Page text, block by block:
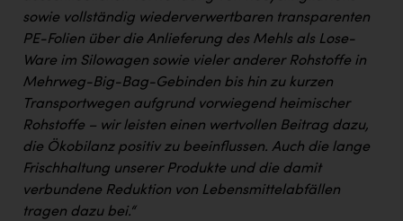
sowie vollständig wiederverwertbaren transparenten
PE-Folien über die Anlieferung des Mehls als Lose-
Ware im Silowagen sowie vieler anderer Rohstoffe in
Mehrweg-Big-Bag-Gebinden bis hin zu kurzen
Transportwegen aufgrund vorwiegend heimischer
Rohstoffe – wir leisten einen wertvollen Beitrag dazu,
die Ökobilanz positiv zu beeinflussen. Auch die lange
Frischhaltung unserer Produkte und die damit
verbundene Reduktion von Lebensmittelabfällen
tragen dazu bei.“